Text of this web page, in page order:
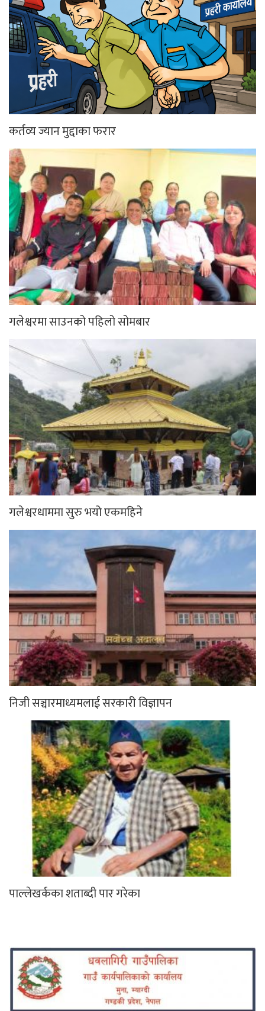
कर्तव्य ज्यान मुद्दाका फरार
गलेश्वरमा साउनको पहिलो सोमबार
गलेश्वरधाममा सुरु भयो एकमहिने
निजी सञ्चारमाध्यमलाई सरकारी विज्ञापन
पाल्लेखर्कका शताब्दी पार गरेका